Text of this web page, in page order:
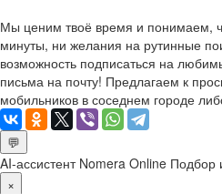
Мы ценим твоё время и понимаем,
минуты, ни желания на рутинные
возможность подписаться на
письма на почту! Предлагаем к
мобильников в соседнем городе
💬
AI-ассистент Nomera Online Подбор
×